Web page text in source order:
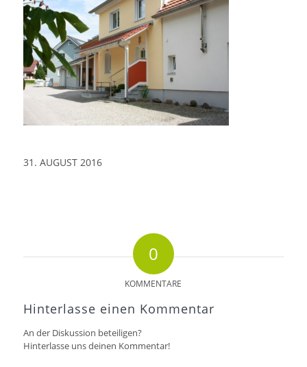
31. AUGUST 2016
0
KOMMENTARE
Hinterlasse einen Kommentar
An der Diskussion beteiligen?
Hinterlasse uns deinen Kommentar!